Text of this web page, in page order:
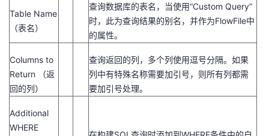
堂
我
的
课
我
的
我
我
的
技
术
我
的
云
Table Name
（表名）
查询数据库的表名，当使用“Custom Query”
时，此为查询结果的别名，并作为FlowFile中
的属性。
Columns to
Return （返
回的列）
查询返回的列，多个列使用逗号分隔。如果
列中有特殊名称需要加引号，则所有列都需
要加引号处理。
Additional
WHERE